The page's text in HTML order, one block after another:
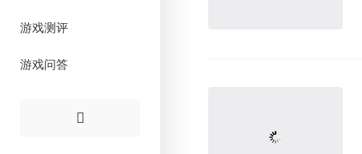
游戏测评
游戏问答